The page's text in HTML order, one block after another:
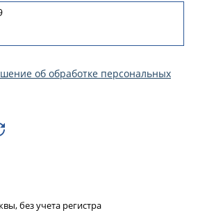
об обработке персональных
без учета регистра